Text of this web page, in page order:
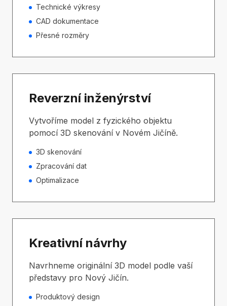
Technické výkresy
CAD dokumentace
Přesné rozměry
Reverzní inženýrství
Vytvoříme model z fyzického objektu
pomocí 3D skenování v Novém Jičíně.
3D skenování
Zpracování dat
Optimalizace
Kreativní návrhy
Navrhneme originální 3D model podle vaší
představy pro Nový Jičín.
Produktový design